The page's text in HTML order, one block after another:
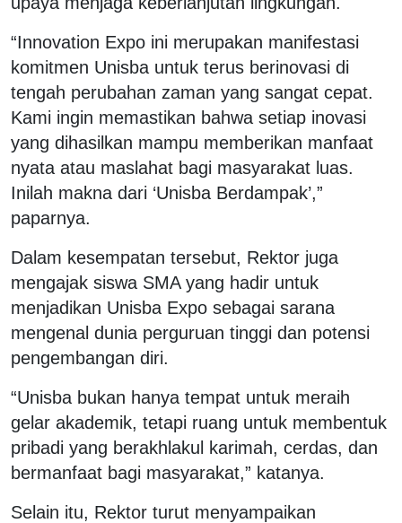
“Innovation Expo ini merupakan manifestasi
komitmen Unisba untuk terus berinovasi di
tengah perubahan zaman yang sangat cepat.
Kami ingin memastikan bahwa setiap inovasi
yang dihasilkan mampu memberikan manfaat
nyata atau maslahat bagi masyarakat luas.
Inilah makna dari ‘Unisba Berdampak’,”
paparnya.
Dalam kesempatan tersebut, Rektor juga
mengajak siswa SMA yang hadir untuk
menjadikan Unisba Expo sebagai sarana
mengenal dunia perguruan tinggi dan potensi
pengembangan diri.
“Unisba bukan hanya tempat untuk meraih
gelar akademik, tetapi ruang untuk membentuk
pribadi yang berakhlakul karimah, cerdas, dan
bermanfaat bagi masyarakat,” katanya.
Selain itu, Rektor turut menyampaikan